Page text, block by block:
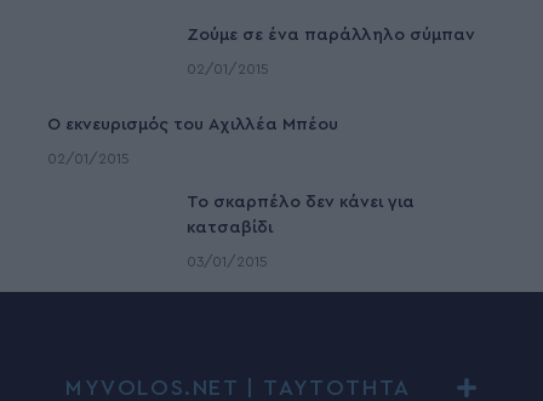
Ζούμε σε ένα παράλληλο σύμπαν
02/01/2015
Ο εκνευρισμός του Αχιλλέα Μπέου
02/01/2015
To σκαρπέλο δεν κάνει για
κατσαβίδι
03/01/2015
MYVOLOS.NET | ΤΑΥΤΟΤΗΤΑ